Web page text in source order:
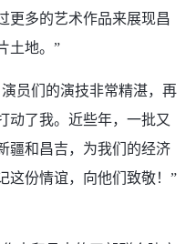
更多的艺术作品来展现昌
土地。”
员们的演技非常精湛，再
动了我。近些年，一批又
疆和昌吉，为我们的经济
这份情谊，向他们致敬！”